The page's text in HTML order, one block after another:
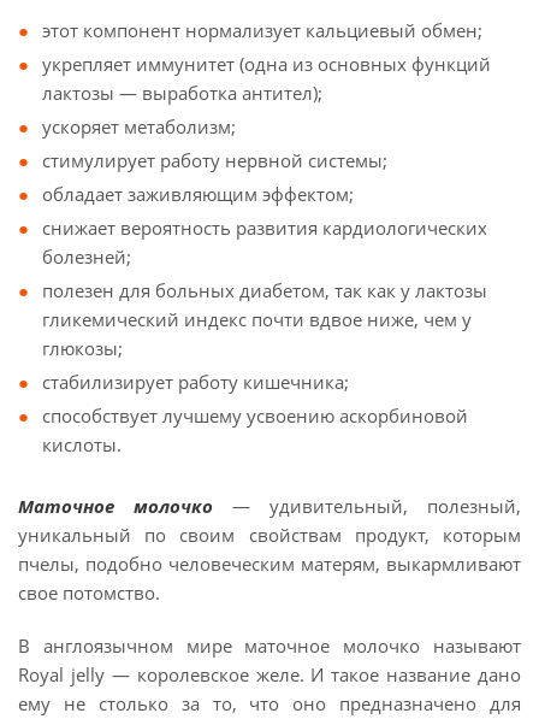
этот компонент нормализует кальциевый обмен;
укрепляет иммунитет (одна из основных функций
лактозы — выработка антител);
ускоряет метаболизм;
стимулирует работу нервной системы;
обладает заживляющим эффектом;
снижает вероятность развития кардиологических
болезней;
полезен для больных диабетом, так как у лактозы
гликемический индекс почти вдвое ниже, чем у
глюкозы;
стабилизирует работу кишечника;
способствует лучшему усвоению аскорбиновой
кислоты.
Маточное молочко — удивительный, полезный,
уникальный по своим свойствам продукт, которым
пчелы, подобно человеческим матерям, выкармливают
свое потомство.
В англоязычном мире маточное молочко называют
Royal jelly — королевское желе. И такое название дано
ему не столько за то, что оно предназначено для